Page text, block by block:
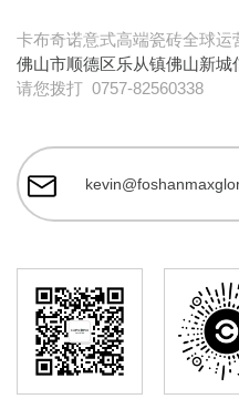
卡布奇诺意式高端瓷砖全球运
佛山市顺德区乐从镇佛山新城
请您拨打 0757-82560338